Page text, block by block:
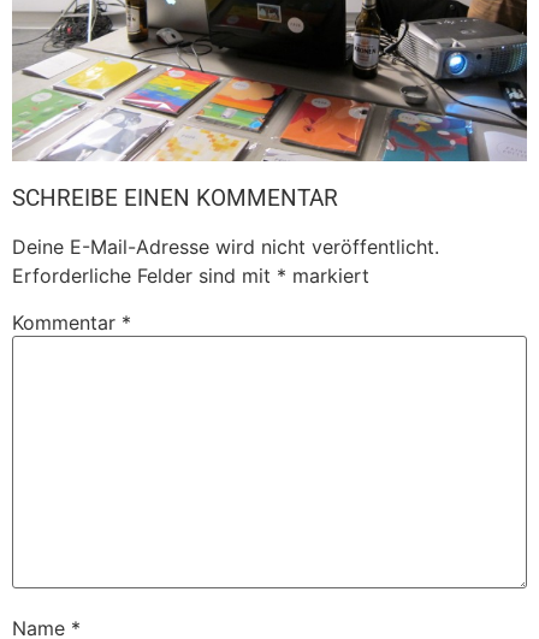
SCHREIBE EINEN KOMMENTAR
Deine E-Mail-Adresse wird nicht veröffentlicht.
Erforderliche Felder sind mit * markiert
Kommentar *
Name *